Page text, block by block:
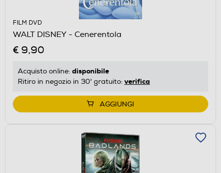
FILM DVD
WALT DISNEY - Cenerentola
€ 9,90
Acquisto online: disponibile
Ritiro in negozio in 30' gratuito: verifica
AGGIUNGI